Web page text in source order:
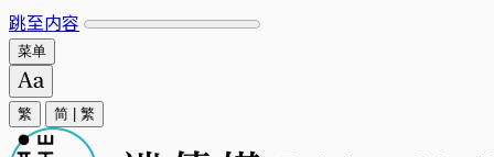
跳至内容
菜单
繁 简 繁